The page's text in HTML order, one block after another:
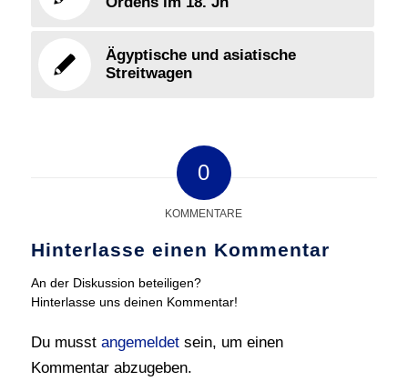
Ägyptische und asiatische
Streitwagen
0
KOMMENTARE
Hinterlasse einen Kommentar
An der Diskussion beteiligen?
Hinterlasse uns deinen Kommentar!
Du musst angemeldetsein, um einen
Kommentar abzugeben.